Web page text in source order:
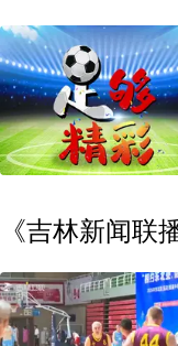
《吉林新闻联